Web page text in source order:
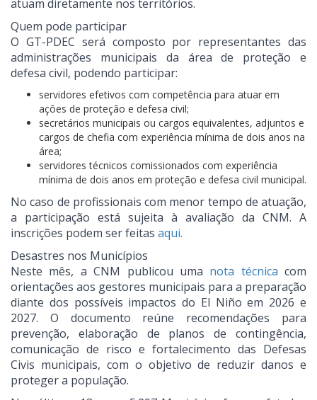
atuam diretamente nos territórios.
Quem pode participar
O GT-PDEC será composto por representantes das
administrações municipais da área de proteção e
defesa civil, podendo participar:
servidores efetivos com competência para atuar em
ações de proteção e defesa civil;
secretários municipais ou cargos equivalentes, adjuntos e
cargos de chefia com experiência mínima de dois anos na
área;
servidores técnicos comissionados com experiência
mínima de dois anos em proteção e defesa civil municipal.
No caso de profissionais com menor tempo de atuação,
a participação está sujeita à avaliação da CNM. A
inscrições podem ser feitas aqui.
Desastres nos Municípios
Neste mês, a CNM publicou uma nota técnica com
orientações aos gestores municipais para a preparação
diante dos possíveis impactos do El Niño em 2026 e
2027. O documento reúne recomendações para
prevenção, elaboração de planos de contingência,
comunicação de risco e fortalecimento das Defesas
Civis municipais, com o objetivo de reduzir danos e
proteger a população.